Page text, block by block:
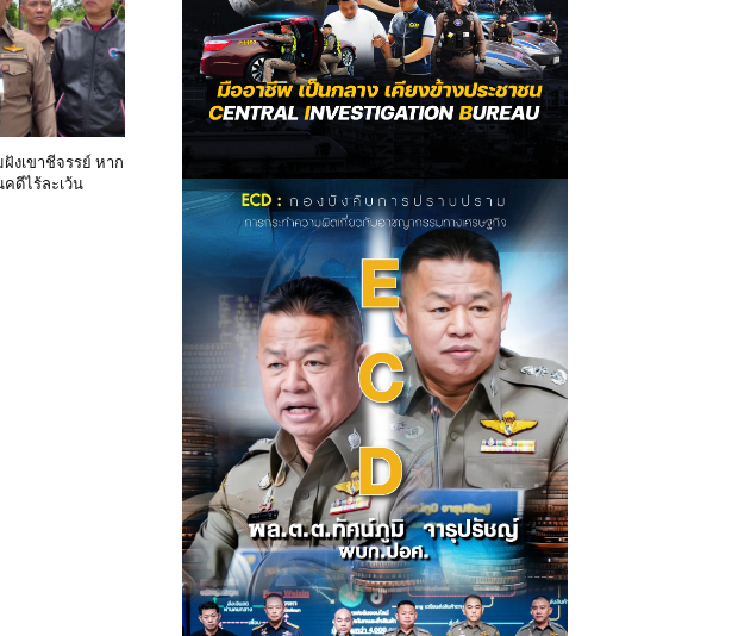
งเขาชีจรรย์ หาก
คดีไร้ละเว้น